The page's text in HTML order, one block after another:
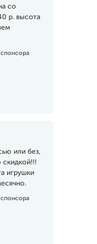
со
р. высота
спонсора
или без,
скидкой!!!
игрушки
спонсора